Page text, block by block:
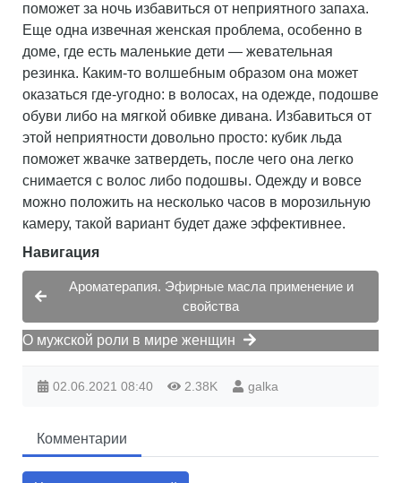
поможет за ночь избавиться от неприятного запаха.
Еще одна извечная женская проблема, особенно в
доме, где есть маленькие дети — жевательная
резинка. Каким-то волшебным образом она может
оказаться где-угодно: в волосах, на одежде, подошве
обуви либо на мягкой обивке дивана. Избавиться от
этой неприятности довольно просто: кубик льда
поможет жвачке затвердеть, после чего она легко
снимается с волос либо подошвы. Одежду и вовсе
можно положить на несколько часов в морозильную
камеру, такой вариант будет даже эффективнее.
Навигация
Ароматерапия. Эфирные масла применение и
свойства
О мужской роли в мире женщин
02.06.2021 08:40 2.38K galka
Комментарии